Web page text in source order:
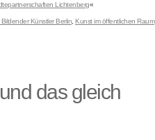
Lichtenberg«
Künstler Berlin Kunst im öffentlichen Raum
das gleich